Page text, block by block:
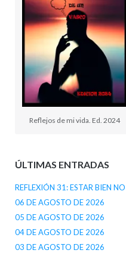
Reflejos de mi vida. Ed. 2024
ÚLTIMAS ENTRADAS
REFLEXIÓN 31: ESTAR BIEN
06 DE AGOSTO DE 2026
05 DE AGOSTO DE 2026
04 DE AGOSTO DE 2026
03 DE AGOSTO DE 2026